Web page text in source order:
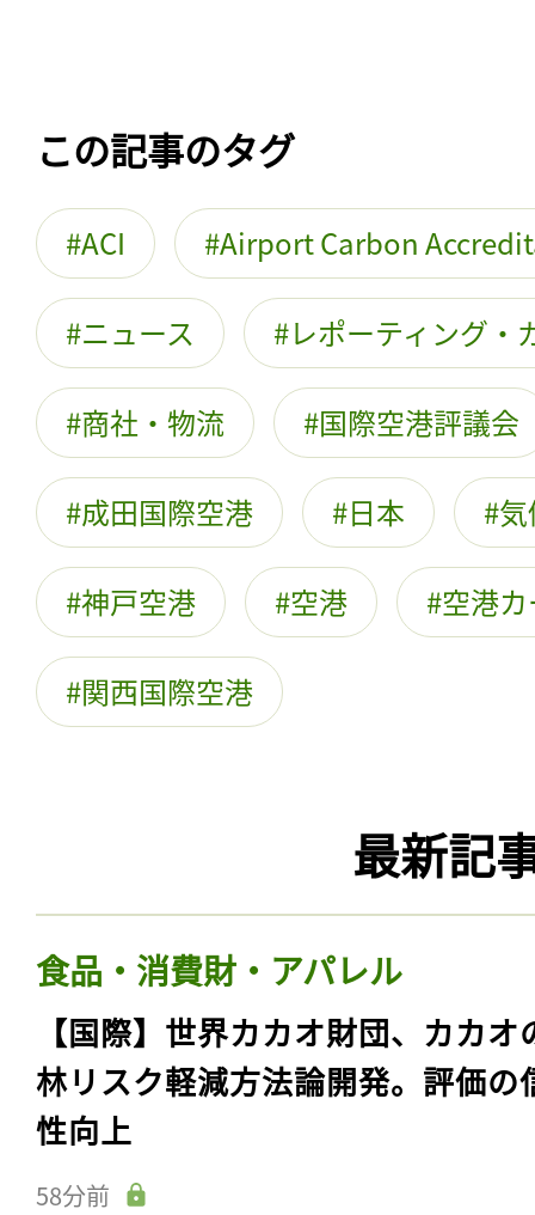
この記事のタグ
ACI Airport Carbon
ニュース レポーティング・
商社・物流 国際空港評議会
成田国際空港 日本
神戸空港 空港 空港
関西国際空港
最新記
食品・消費財・アパレル
【国際】世界カカオ財団、カカオ
林リスク軽減方法論開発。評価の
性向上
58分前